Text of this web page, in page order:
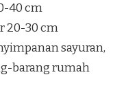
40 cm
20-30 cm
sayuran,
barang rumah